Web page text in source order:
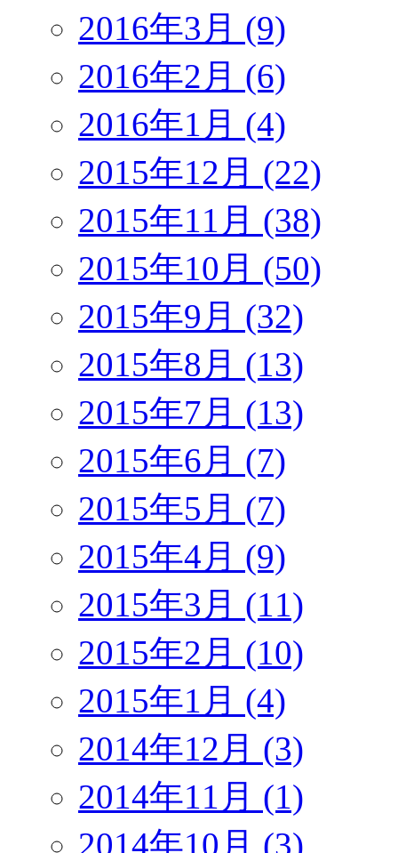
2016年3月 (9)
2016年2月 (6)
2016年1月 (4)
2015年12月 (22)
2015年11月 (38)
2015年10月 (50)
2015年9月 (32)
2015年8月 (13)
2015年7月 (13)
2015年6月 (7)
2015年5月 (7)
2015年4月 (9)
2015年3月 (11)
2015年2月 (10)
2015年1月 (4)
2014年12月 (3)
2014年11月 (1)
2014年10月 (3)